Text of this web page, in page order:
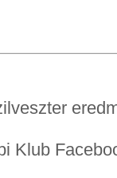
Klub